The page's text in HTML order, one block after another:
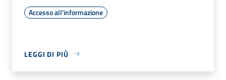
Accesso all'informazione
LEGGI DI PIÙ